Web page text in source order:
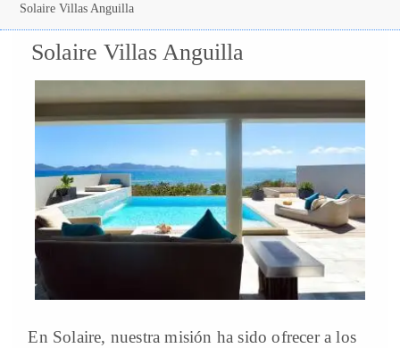
Solaire Villas Anguilla
Solaire Villas Anguilla
En Solaire, nuestra misión ha sido ofrecer a los